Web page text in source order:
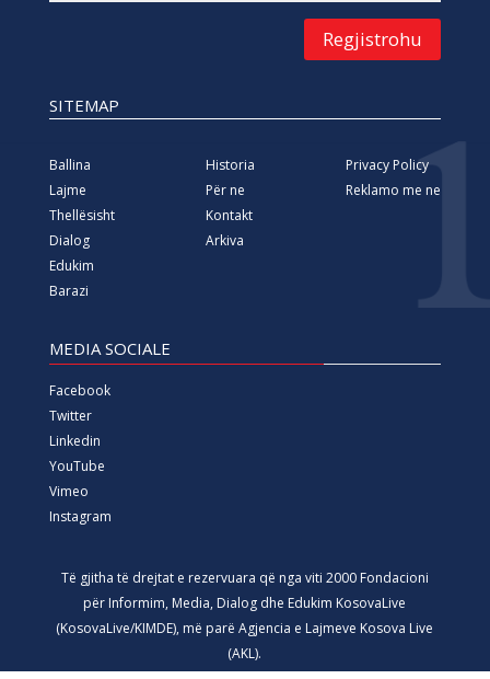
Regjistrohu
SITEMAP
Ballina
Lajme
Thellësisht
Dialog
Edukim
Barazi
Historia
Për ne
Kontakt
Arkiva
Privacy Policy
Reklamo me ne
MEDIA SOCIALE
Facebook
Twitter
Linkedin
YouTube
Vimeo
Instagram
Të gjitha të drejtat e rezervuara që nga viti 2000 Fondacioni
për Informim, Media, Dialog dhe Edukim KosovaLive
(KosovaLive/KIMDE), më parë Agjencia e Lajmeve Kosova Live
(AKL).